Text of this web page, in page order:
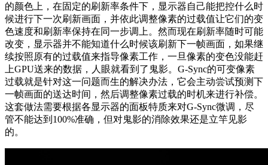
的颜色上，在固定的刷新率条件下，显示器自己能把控什么时
候进行下一次刷新画面，并依此调整像素的过载值让它们的变
色速度和刷新率保持在同一步调上。然而现在刷新率随时可能
改变，显示器并不能知道什么时候该刷新下一帧画面，如果继
续按照原有的过载值来指导像素工作，一旦像素的变色没能赶
上GPU送来的数据，人眼就看到了鬼影。G-Sync的可变像素
过载就是针对这一问题而生的解决办法，它会主动尝试预测下
一帧画面的送达时间，然后调整像素过载的时机来进行补偿。
这套做法需要根据各显示器的面板特质来对G-Sync微调，尽
管不能达到100%准确，但对鬼影的消除效果还是立竿见影
的。